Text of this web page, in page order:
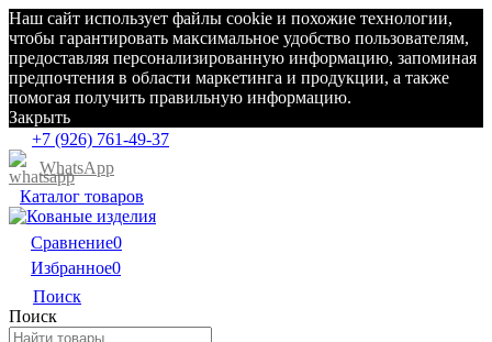
Наш сайт использует файлы cookie и похожие технологии,
чтобы гарантировать максимальное удобство пользователям,
предоставляя персонализированную информацию, запоминая
предпочтения в области маркетинга и продукции, а также
помогая получить правильную информацию.
Закрыть
+7 (926) 761-49-37
WhatsApp
Каталог товаров
Сравнение0
Избранное0
Поиск
Поиск